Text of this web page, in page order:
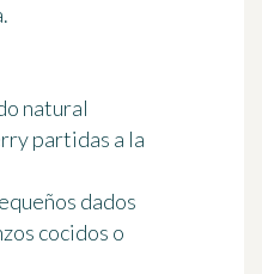
natural
partidas a la
dados
cocidos o